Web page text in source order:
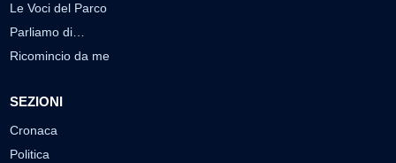
Le Voci del Parco
Parliamo di…
Ricomincio da me
SEZIONI
Cronaca
Politica